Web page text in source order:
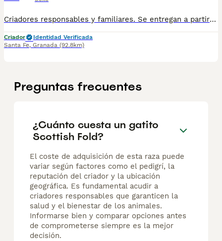
Criadores responsables y familiares. Se entregan a partir de 2 meses de edad y sus vacunas correspondientes, desparasitados. Todos los cachorros son descendientes de las mejores líneas nacionales. Se entregan en toda España con transporte de alta calidad preparado para animales, van en vehículo climatizado con chófer particular a cargo del comprador. Si tienes dudas o consultas sobre la raza, podemos resolver tus dudas por whats app ;) Abogamos por una cría nacional (no en países del este) en un ambiente familiar con personas con vocación en una cría ética y responsable, y que por encima de todo, aman a los animales Teléfono / Whats app: 641 92 23 90
Criador
Identidad Verificada
Santa Fe, Granada (92.8km)
Preguntas frecuentes
¿Cuánto cuesta un gatito
Scottish Fold?
El coste de adquisición de esta raza puede
variar según factores como el pedigrí, la
reputación del criador y la ubicación
geográfica. Es fundamental acudir a
criadores responsables que garanticen la
salud y el bienestar de los animales.
Informarse bien y comparar opciones antes
de comprometerse siempre es la mejor
decisión.